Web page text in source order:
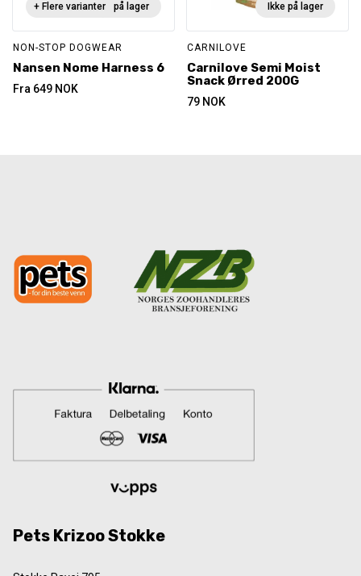
Ikke på lager
+ Flere varianter
NON-STOP DOGWEAR
Nansen Nome Harness 6
Fra 649 NOK
Ikke på lager
CARNILOVE
Carnilove Semi Moist
Snack Ørred 200G
79 NOK
Pets Krizoo Stokke